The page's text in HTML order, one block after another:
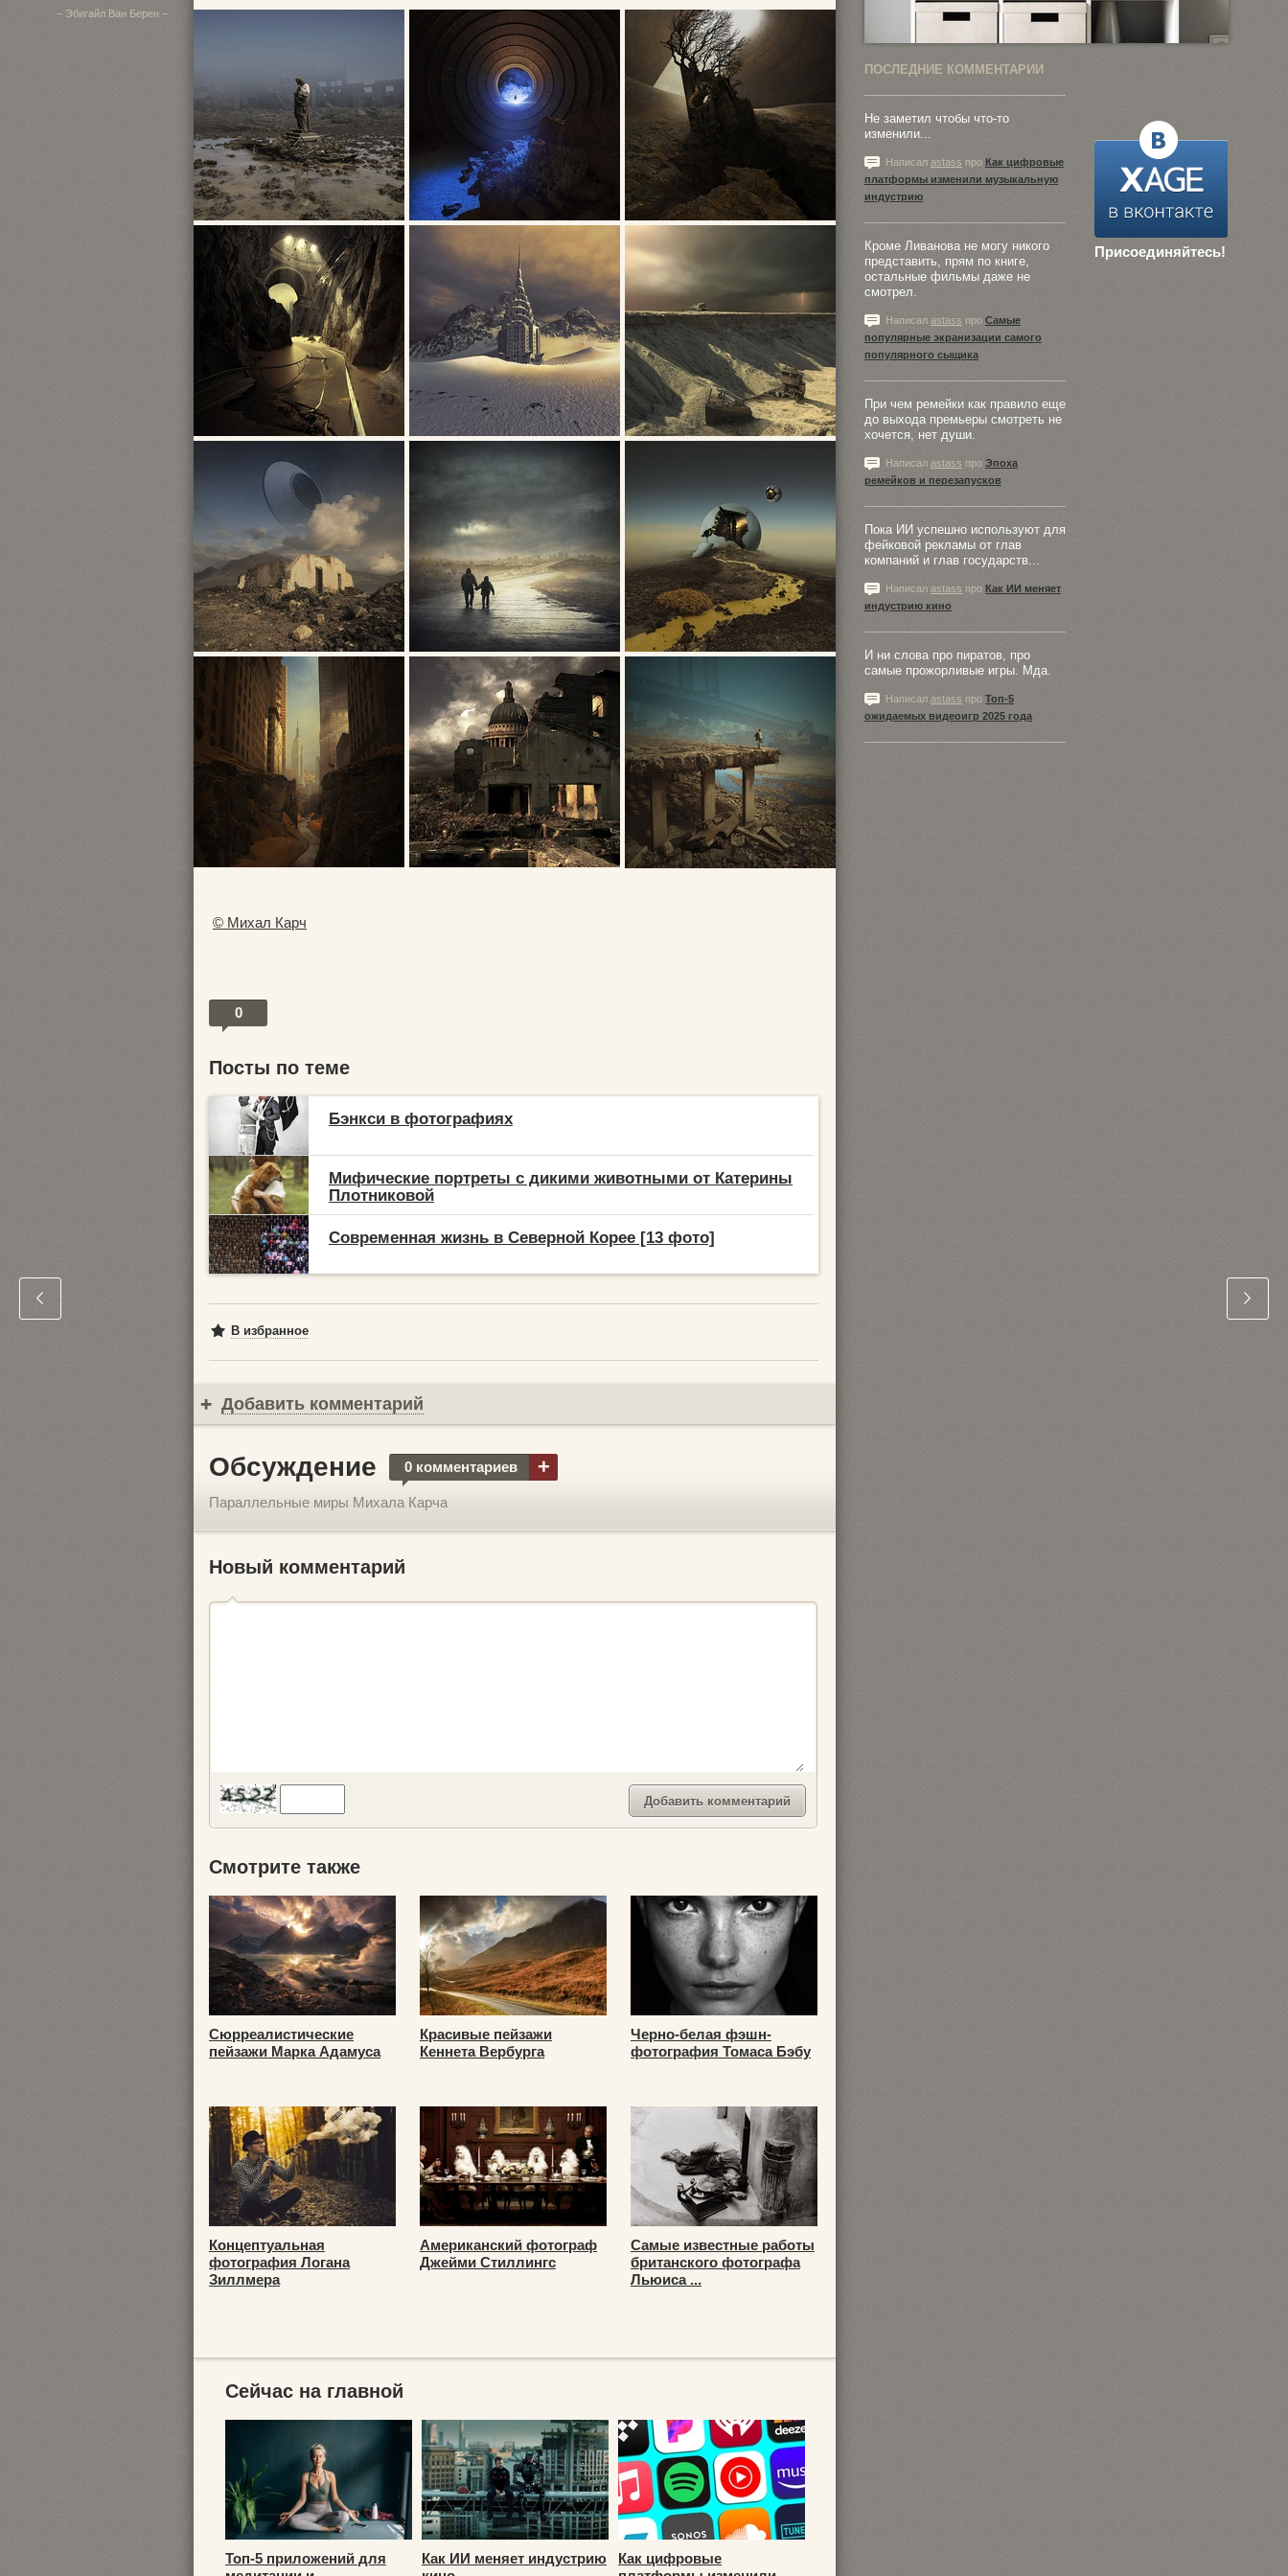
– Эбигайл Ван Берен –
© Михал Карч
0
Посты по теме
Бэнкси в фотографиях
Мифические портреты с дикими животными от Катерины
Плотниковой
Современная жизнь в Северной Корее [13 фото]
В избранное
Добавить комментарий
Обсуждение 0 комментариев +
Параллельные миры Михала Карча
Новый комментарий
Смотрите также
Сюрреалистические
пейзажи Марка Адамуса
Красивые пейзажи
Кеннета Вербурга
Черно-белая фэшн-
фотография Томаса Бэбу
Концептуальная
фотография Логана
Зиллмера
Американский фотограф
Джейми Стиллингс
Самые известные работы
британского фотографа
Льюиса ...
Сейчас на главной
Топ-5 приложений для
Как ИИ меняет индустрию
Как цифровые
ПОСЛЕДНИЕ КОММЕНТАРИИ
Присоединяйтесь!
Не заметил чтобы что-то
изменили...
Написал astass про Как цифровые
платформы изменили музыкальную
индустрию
Кроме Ливанова не могу никого
представить, прям по книге,
остальные фильмы даже не
смотрел.
Написал astass про Самые
популярные экранизации самого
популярного сыщика
При чем ремейки как правило еще
до выхода премьеры смотреть не
хочется, нет души.
Написал astass про Эпоха
ремейков и перезапусков
Пока ИИ успешно используют для
фейковой рекламы от глав
компаний и глав государств...
Написал astass про Как ИИ меняет
индустрию кино
И ни слова про пиратов, про
самые прожорливые игры. Мда.
Написал astass про Топ-5
ожидаемых видеоигр 2025 года